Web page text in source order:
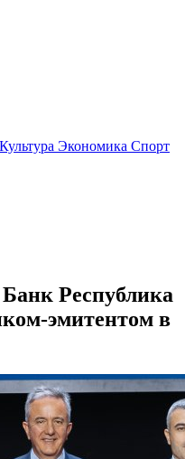
Культура Экономика Спорт
Республика
эмитентом в